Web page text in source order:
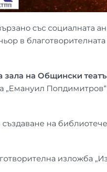
със социалната
в
зала на Общински
Попдимитров“
на
изложба